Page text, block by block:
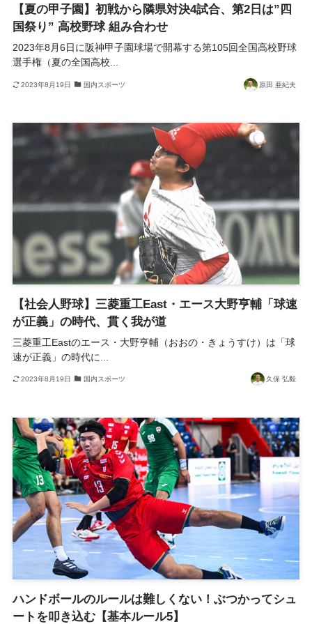
【夏の甲子園】初戦から隣県対決4試合、第2日は”四
国祭り” 高校野球 組み合わせ
2023年8月6日に阪神甲子園球場で開幕する第105回全国高校野球
選手権（夏の全国高校...
2023年8月19日 国内スポーツ 原田 亜紀夫
【社会人野球】三菱重工East・エース大野亨輔「球速
が正義」の時代、貫く我が道
三菱重工Eastのエース・大野亨輔（おおの・きょうすけ）は「球
速が正義」の時代に...
2023年8月19日 国内スポーツ 久保 弘毅
ハンドボールのルールは難しくない！ぶつかってシュ
ートを叩き込む【基本ルール5】